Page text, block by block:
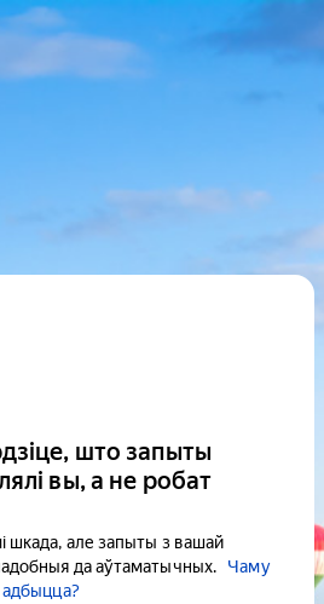
што запыты
вы, а не робат
шкада, але запыты з вашай
да аўтаматычных.
Чаму
адбыцца?